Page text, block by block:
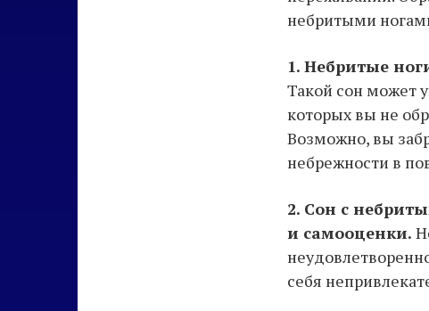
небритыми
1. Небритые
Такой сон может
которых вы не
Возможно, вы
небрежности в
2. Сон с
и самооценки.
себя